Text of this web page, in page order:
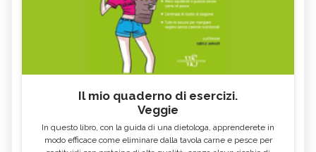
Il mio quaderno di esercizi.
Veggie
In questo libro, con la guida di una dietologa, apprenderete in
modo efficace come eliminare dalla tavola carne e pesce per